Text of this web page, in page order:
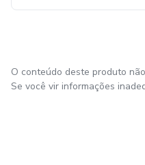
O conteúdo deste produto
Se você vir informações